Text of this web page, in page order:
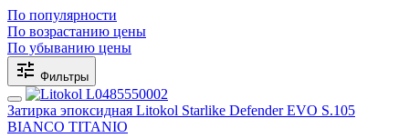
По популярности
По возрастанию цены
По убыванию цены
Фильтры
Затирка эпоксидная Litokol Starlike Defender EVO S.105
BIANCO TITANIO